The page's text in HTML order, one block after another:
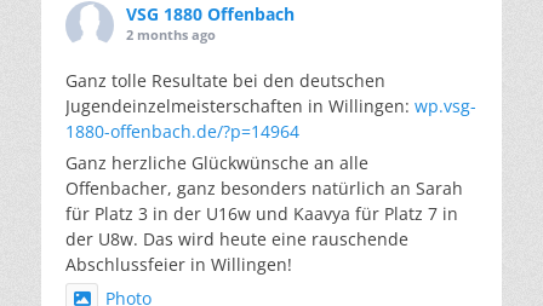
VSG 1880 Offenbach
2 months ago
Ganz tolle Resultate bei den deutschen
Jugendeinzelmeisterschaften in Willingen: wp.vsg-
1880-offenbach.de/?p=14964
Ganz herzliche Glückwünsche an alle
Offenbacher, ganz besonders natürlich an Sarah
für Platz 3 in der U16w und Kaavya für Platz 7 in
der U8w. Das wird heute eine rauschende
Abschlussfeier in Willingen!
Photo